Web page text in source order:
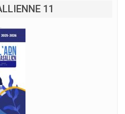
11